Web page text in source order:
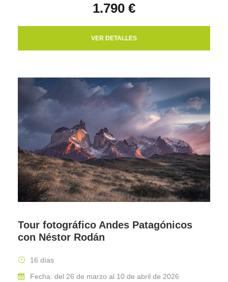
1.790 €
VER DETALLES
Tour fotográfico Andes Patagónicos
con Néstor Rodán
16 días
Fecha: del 26 de marzo al 10 de abril de 2026